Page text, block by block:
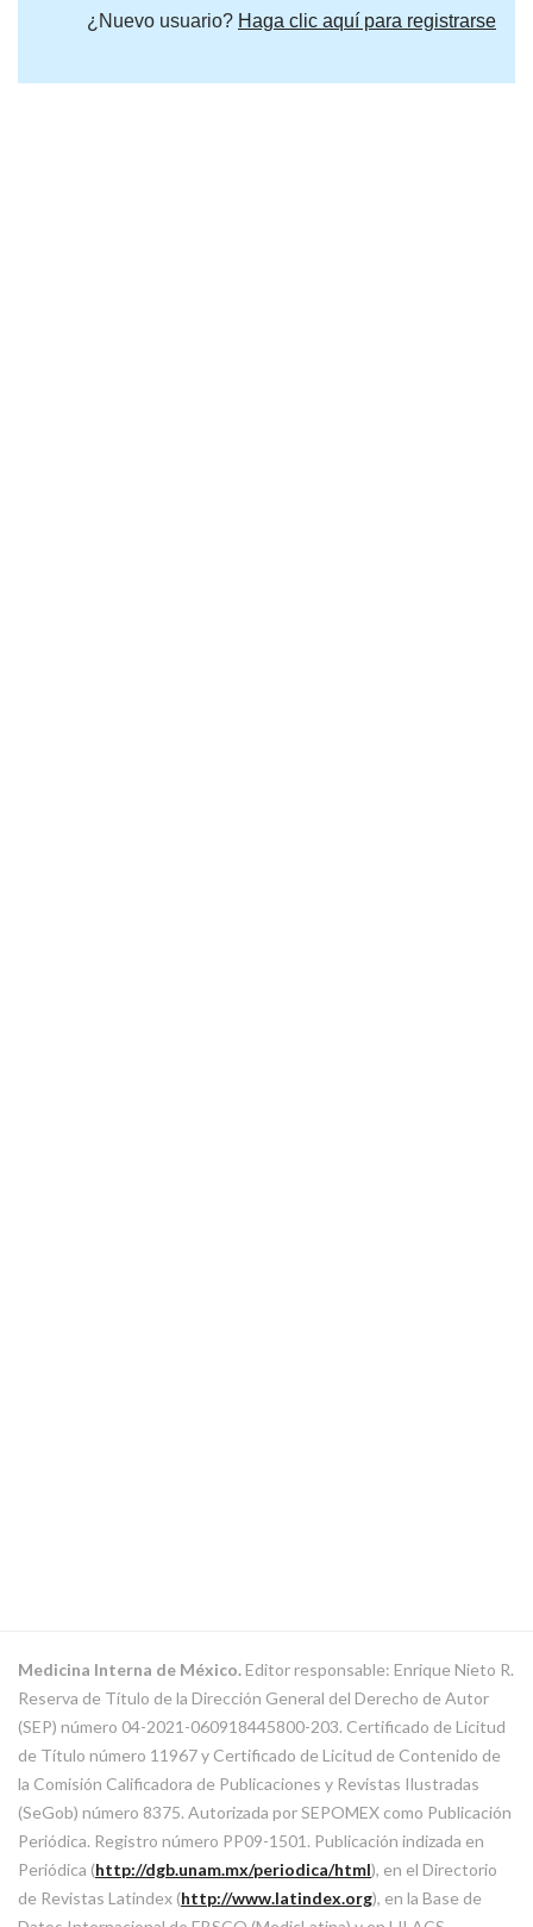
¿Nuevo usuario? Haga clic aquí para registrarse
Medicina Interna de México.Editor responsable: Enrique Nieto R.
Reserva de Título de la Dirección General del Derecho de Autor
(SEP) número 04-2021-060918445800-203. Certificado de Licitud
de Título número 11967 y Certificado de Licitud de Contenido de
la Comisión Calificadora de Publicaciones y Revistas Ilustradas
(SeGob) número 8375. Autorizada por SEPOMEX como Publicación
Periódica. Registro número PP09-1501. Publicación indizada en
Periódica (http://dgb.unam.mx/periodica/html), en el Directorio
de Revistas Latindex (http://www.latindex.org), en la Base de